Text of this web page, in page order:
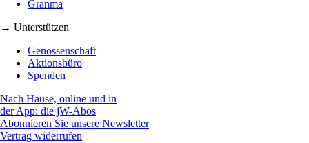
Granma
→ Unterstützen
Genossenschaft
Aktionsbüro
Spenden
Nach Hause, online und in
der App: die jW-Abos
Abonnieren Sie unsere Newsletter
Vertrag widerrufen